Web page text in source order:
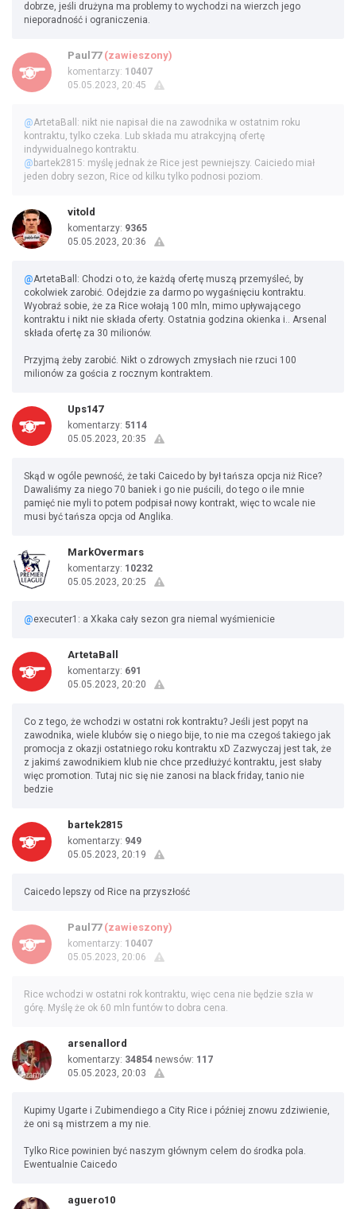
dobrze, jeśli drużyna ma problemy to wychodzi na wierzch jego
nieporadność i ograniczenia.
Paul77 (zawieszony)
komentarzy: 10407
05.05.2023, 20:45
@ArtetaBall: nikt nie napisał die na zawodnika w ostatnim roku
kontraktu, tylko czeka. Lub składa mu atrakcyjną ofertę
indywidualnego kontraktu.
@ bartek2815: myślę jednak że Rice jest pewniejszy. Caiciedo miał
jeden dobry sezon, Rice od kilku tylko podnosi poziom.
vitold
komentarzy: 9365
05.05.2023, 20:36
@ArtetaBall: Chodzi o to, że każdą ofertę muszą przemyśleć, by
cokolwiek zarobić. Odejdzie za darmo po wygaśnięciu kontraktu.
Wyobraź sobie, że za Rice wołają 100 mln, mimo upływającego
kontraktu i nikt nie składa oferty. Ostatnia godzina okienka i.. Arsenal
składa ofertę za 30 milionów.
Przyjmą żeby zarobić. Nikt o zdrowych zmysłach nie rzuci 100
milionów za gościa z rocznym kontraktem.
Ups147
komentarzy: 5114
05.05.2023, 20:35
Skąd w ogóle pewność, że taki Caicedo by był tańsza opcja niż Rice?
Dawaliśmy za niego 70 baniek i go nie puścili, do tego o ile mnie
pamięć nie myli to potem podpisał nowy kontrakt, więc to wcale nie
musi być tańsza opcja od Anglika.
MarkOvermars
komentarzy: 10232
05.05.2023, 20:25
@executer1: a Xkaka cały sezon gra niemal wyśmienicie
ArtetaBall
komentarzy: 691
05.05.2023, 20:20
Co z tego, że wchodzi w ostatni rok kontraktu? Jeśli jest popyt na
zawodnika, wiele klubów się o niego bije, to nie ma czegoś takiego jak
promocja z okazji ostatniego roku kontraktu xD Zazwyczaj jest tak, że
z jakimś zawodnikiem klub nie chce przedłużyć kontraktu, jest słaby
więc promotion. Tutaj nic się nie zanosi na black friday, tanio nie
bedzie
bartek2815
komentarzy: 949
05.05.2023, 20:19
Caicedo lepszy od Rice na przyszłość
Paul77 (zawieszony)
komentarzy: 10407
05.05.2023, 20:06
Rice wchodzi w ostatni rok kontraktu, więc cena nie będzie szła w
górę. Myślę że ok 60 mln funtów to dobra cena.
arsenallord
komentarzy: 34854 newsów: 117
05.05.2023, 20:03
Kupimy Ugarte i Zubimendiego a City Rice i później znowu zdziwienie,
że oni są mistrzem a my nie.
Tylko Rice powinien być naszym głównym celem do środka pola.
Ewentualnie Caicedo
aguero10